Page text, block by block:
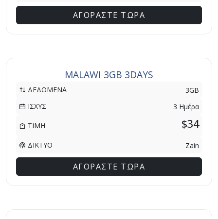
ΑΓΟΡΑΣΤΕ ΤΩΡΑ
MALAWI 3GB 3DAYS
ΔΕΔΟΜΕΝΑ
3GB
ΙΣΧΥΣ
3 Ημέρα
ΤΙΜΗ $34
ΔΙΚΤΥΟ Zain
ΑΓΟΡΑΣΤΕ ΤΩΡΑ